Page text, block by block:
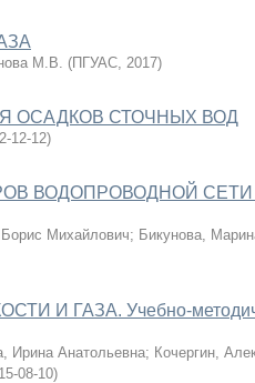
М.В. (ПГУАС, 2017)
ОСАДКОВ СТОЧНЫХ ВОД
12-12)
ВОДОПРОВОДНОЙ СЕТИ
Михайлович; Бикунова,
И ГАЗА. Учебно-
Ирина Анатольевна; Кочергин,
08-10)